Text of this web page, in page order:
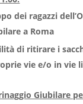
dei ragazzi
a Roma
di ritirare i
vie e/o in vie
Giubilare